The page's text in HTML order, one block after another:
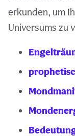
erkunden, um
Universums zu